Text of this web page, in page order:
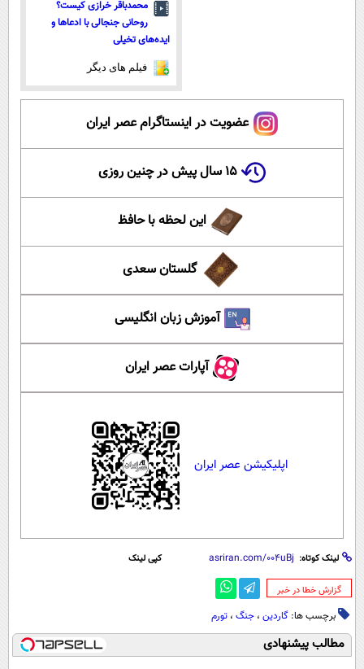
محمدباقر خرازی کیست؟
روحانی جنجالی با ادعاها و
ایده‌های تخیلی
فیلم های دیگر
عضویت در اینستاگرام عصر ایران
۱۵ سال پیش در چنین روزی
این لحظه با حافظ
گلستان سعدی
آموزش زبان انگلیسی
آپارات عصر ایران
اپلیکیشن عصر ایران
لینک کوتاه: کپی لینک
‌گزارش خطا در خبر
برچسب ها: گاردین ، جنگ ، تورم
مطالب پیشنهادی